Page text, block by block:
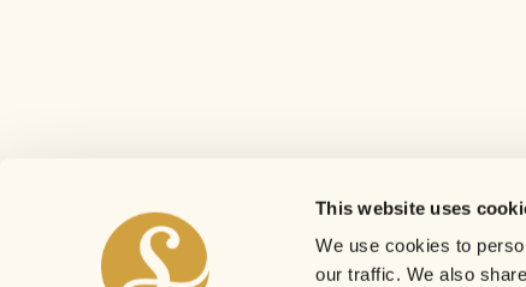
This website uses
We use cookies to
our traffic. We also